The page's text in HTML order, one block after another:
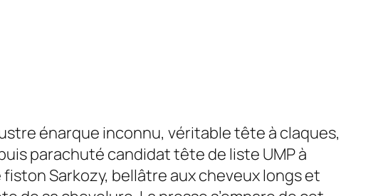
énarque inconnu, véritable tête à claques,
parachuté candidat tête de liste UMP à
Sarkozy, bellâtre aux cheveux longs et